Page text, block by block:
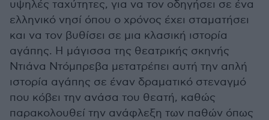
υψηλές ταχύτητες, για να τον οδηγήσει σε ένα
ελληνικό νησί όπου ο χρόνος έχει σταματήσει
και να τον βυθίσει σε μια κλασική ιστορία
αγάπης. Η μάγισσα της θεατρικής σκηνής
Ντιάνα Ντόμπρεβα μετατρέπει αυτή την απλή
ιστορία αγάπης σε έναν δραματικό στεναγμό
που κόβει την ανάσα του θεατή, καθώς
παρακολουθεί την ανάφλεξη των παθών όπως